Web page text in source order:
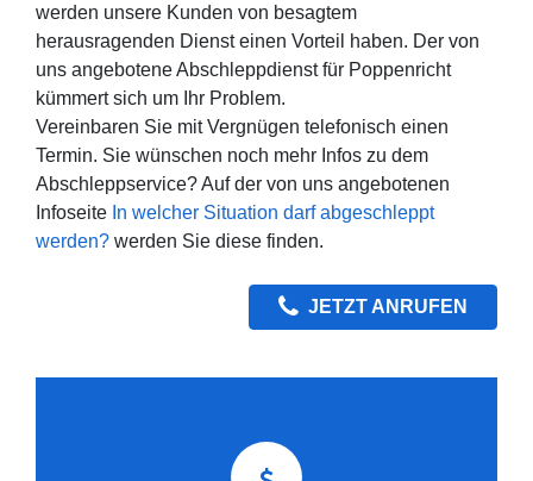
werden unsere Kunden von besagtem
herausragenden Dienst einen Vorteil haben. Der von
uns angebotene Abschleppdienst für Poppenricht
kümmert sich um Ihr Problem.
Vereinbaren Sie mit Vergnügen telefonisch einen
Termin. Sie wünschen noch mehr Infos zu dem
Abschleppservice? Auf der von uns angebotenen
Infoseite In welcher Situation darf abgeschleppt
werden? werden Sie diese finden.
JETZT ANRUFEN